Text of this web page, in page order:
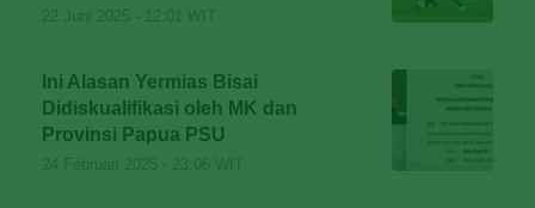
Ini Alasan Yermias Bisai
Didiskualifikasi oleh MK dan
Provinsi Papua PSU